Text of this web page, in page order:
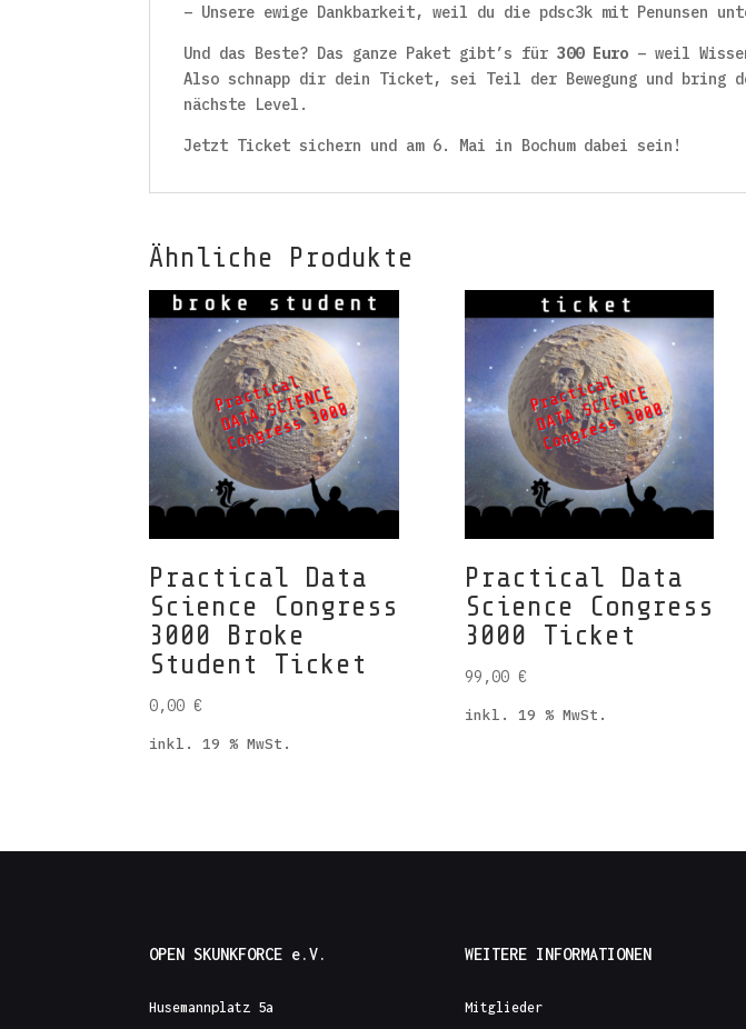
– Unsere ewige Dankbarkeit, weil du die pdsc3k mit Penunsen
Und das Beste? Das ganze Paket gibt’s für300 Euro – weil
Also schnapp dir dein Ticket, sei Teil der Bewegung und bring
nächste Level.
Jetzt Ticket sichern und am 6. Mai in Bochum dabei sein!
Ähnliche Produkte
Practical Data
Science Congress
3000 Broke
Student Ticket
0,00€
inkl. 19 % MwSt.
Practical Data
Science Congress
3000 Ticket
99,00 €
inkl. 19 % MwSt.
OPEN SKUNKFORCE e.V.
Husemannplatz 5a
WEITERE INFORMATIONEN
Mitglieder